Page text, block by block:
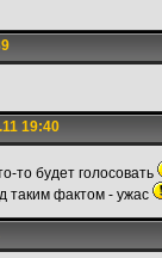
19:40
то будет голосовать
таким фактом - ужас